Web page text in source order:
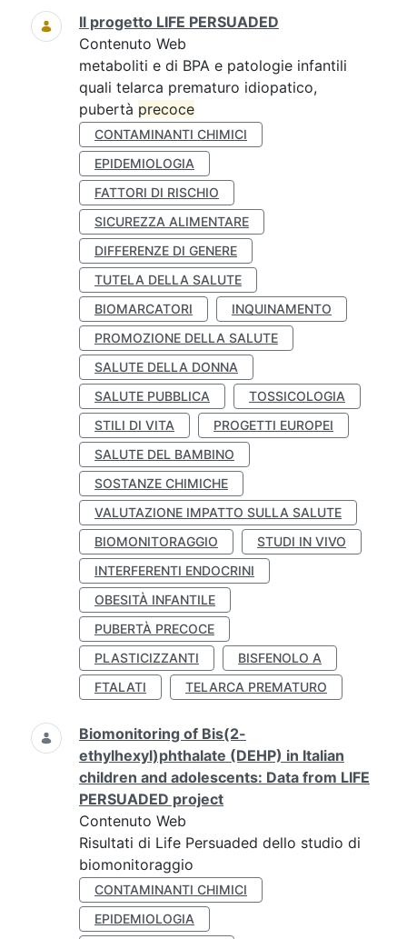
Ricerca
Il progetto LIFE PERSUADED
Contenuto Web
metaboliti e di BPA e patologie infantili
quali telarca prematuro idiopatico,
pubertà precoce
CONTAMINANTI CHIMICI
EPIDEMIOLOGIA
FATTORI DI RISCHIO
SICUREZZA ALIMENTARE
DIFFERENZE DI GENERE
TUTELA DELLA SALUTE
BIOMARCATORI
INQUINAMENTO
PROMOZIONE DELLA SALUTE
SALUTE DELLA DONNA
SALUTE PUBBLICA
TOSSICOLOGIA
STILI DI VITA
PROGETTI EUROPEI
SALUTE DEL BAMBINO
SOSTANZE CHIMICHE
VALUTAZIONE IMPATTO SULLA SALUTE
BIOMONITORAGGIO
STUDI IN VIVO
INTERFERENTI ENDOCRINI
OBESITÀ INFANTILE
PUBERTÀ PRECOCE
PLASTICIZZANTI
BISFENOLO A
FTALATI
TELARCA PREMATURO
Biomonitoring of Bis(2-
ethylhexyl)phthalate (DEHP) in Italian
children and adolescents: Data from LIFE
PERSUADED project
Contenuto Web
Risultati di Life Persuaded dello studio di
biomonitoraggio
CONTAMINANTI CHIMICI
EPIDEMIOLOGIA